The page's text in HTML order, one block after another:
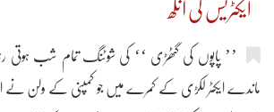
ایکٹریس کی آنکھ
’’ پاپوں کی گٹھڑی ‘‘ کی شوٹنگ تمام شب
ماندے ایکٹر لکڑی کے کمرے میں جو کمپنی کے ولن